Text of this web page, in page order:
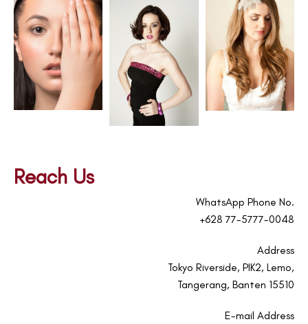
Reach Us
WhatsApp Phone No.
+628 77-5777-0048
Address
Tokyo Riverside, PIK2, Lemo,
Tangerang, Banten 15510
E-mail Address